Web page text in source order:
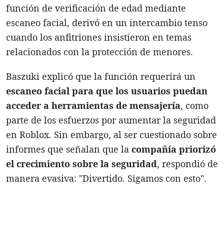
función de verificación de edad mediante
escaneo facial, derivó en un intercambio tenso
cuando los anfitriones insistieron en temas
relacionados con la protección de menores.
Baszuki explicó que la función requerirá un
escaneo facial para que los usuarios puedan
acceder a herramientas de mensajería, como
parte de los esfuerzos por aumentar la seguridad
en Roblox. Sin embargo, al ser cuestionado sobre
informes que señalan que la compañía priorizó
el crecimiento sobre la seguridad, respondió de
manera evasiva: "Divertido. Sigamos con esto".